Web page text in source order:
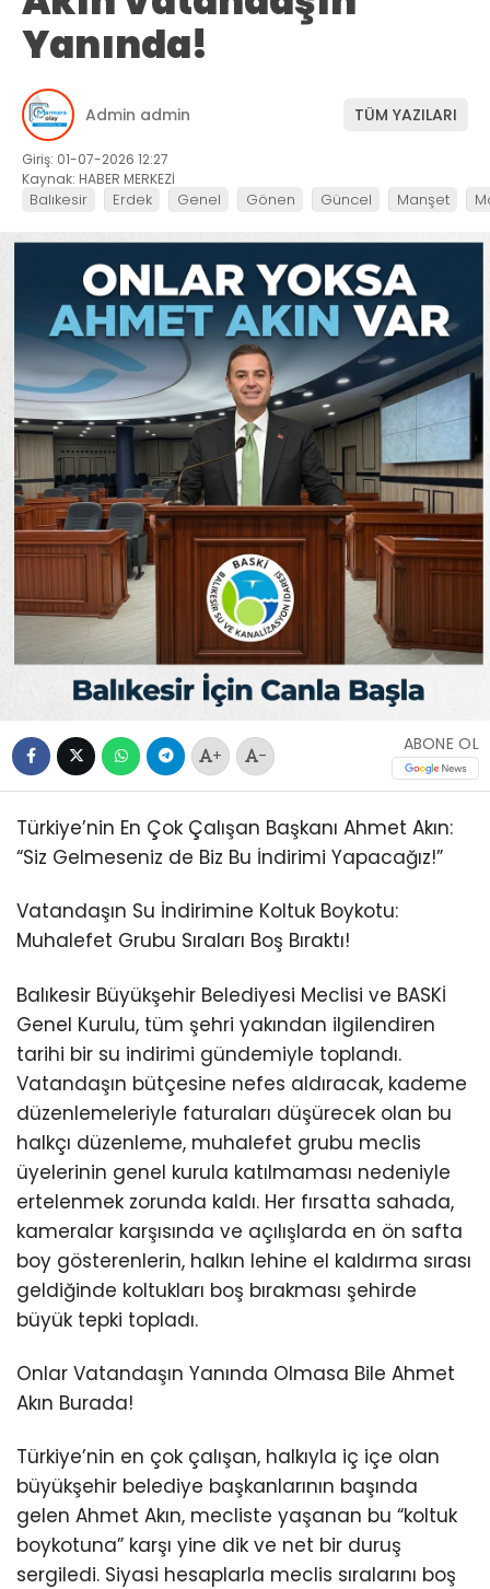
Yanında!
Admin admin TÜM YAZILARI
Giriş: 01-07-2026 12:27
Kaynak: HABER MERKEZİ
Balıkesir Erdek Genel Gönen Güncel Manşet
+ -
ABONE OL
Türkiye’nin En Çok Çalışan Başkanı Ahmet Akın:
“Siz Gelmeseniz de Biz Bu İndirimi Yapacağız!”
Vatandaşın Su İndirimine Koltuk Boykotu:
Muhalefet Grubu Sıraları Boş Bıraktı!
Balıkesir Büyükşehir Belediyesi Meclisi ve BASKİ
Genel Kurulu, tüm şehri yakından ilgilendiren
tarihi bir su indirimi gündemiyle toplandı.
Vatandaşın bütçesine nefes aldıracak, kademe
düzenlemeleriyle faturaları düşürecek olan bu
halkçı düzenleme, muhalefet grubu meclis
üyelerinin genel kurula katılmaması nedeniyle
ertelenmek zorunda kaldı. Her fırsatta sahada,
kameralar karşısında ve açılışlarda en ön safta
boy gösterenlerin, halkın lehine el kaldırma sırası
geldiğinde koltukları boş bırakması şehirde
büyük tepki topladı.
Onlar Vatandaşın Yanında Olmasa Bile Ahmet
Akın Burada!
Türkiye’nin en çok çalışan, halkıyla iç içe olan
büyükşehir belediye başkanlarının başında
gelen Ahmet Akın, mecliste yaşanan bu “koltuk
boykotuna” karşı yine dik ve net bir duruş
sergiledi. Siyasi hesaplarla meclis sıralarını boş